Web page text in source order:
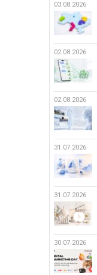
03.08.2026
02.08.2026
02.08.2026
31.07.2026
31.07.2026
30.07.2026